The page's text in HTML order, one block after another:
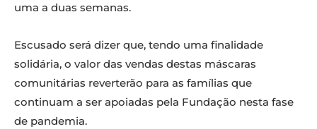
uma a duas semanas.
Escusado será dizer que, tendo uma finalidade
solidária, o valor das vendas destas máscaras
comunitárias reverterão para as famílias que
continuam a ser apoiadas pela Fundação nesta fase
de pandemia.